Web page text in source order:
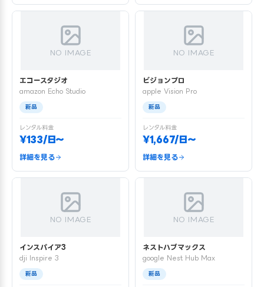
NO IMAGE
エコースタジオ
amazon Echo Studio
新品
レンタル料金
¥133/日〜
詳細を見る
NO IMAGE
ビジョンプロ
apple Vision Pro
新品
レンタル料金
¥1,667/日〜
詳細を見る
NO IMAGE
インスパイア3
dji Inspire 3
新品
NO IMAGE
ネストハブマックス
google Nest Hub Max
新品